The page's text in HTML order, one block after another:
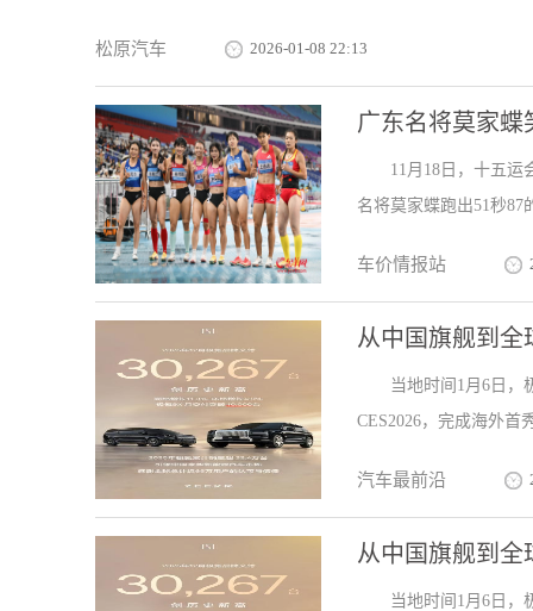
松原汽车 2026-01-08 22:13
广东名将莫家蝶
11月18日，十五运
名将莫家蝶跑出51秒87
车价情报站
从中国旗舰到全
当地时间1月6日
CES2026，完成海外首
汽车最前沿
从中国旗舰到全
当地时间1月6日